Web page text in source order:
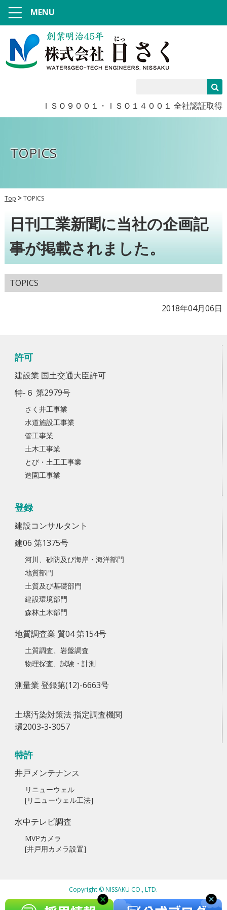
ＩＳＯ９００１・ＩＳＯ１４００１ 全社認証取得
MENU
TOPICS
Top TOPICS
日刊工業新聞に当社の企画記
事が掲載されました。
TOPICS
2018年04月06日
許可
建設業 国土交通大臣許可
特-６ 第2979号
さく井工事業
水道施設工事業
管工事業
土木工事業
とび・土工工事業
造園工事業
登録
建設コンサルタント
建06 第1375号
河川、砂防及び海岸・海洋部門
地質部門
土質及び基礎部門
建設環境部門
森林土木部門
地質調査業 質04 第154号
土質調査、岩盤調査
物理探査、試験・計測
測量業 登録第(12)-6663号
土壌汚染対策法 指定調査機関
環2003-3-3057
特許
井戸メンテナンス
リニューウェル
[リニューウェル工法]
水中テレビ調査
MVPカメラ
[井戸用カメラ設置]
Copyright © NISSAKU CO., LTD.